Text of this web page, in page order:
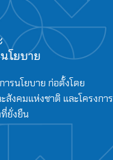
โยบาย
รนโยบาย ก่อตั้งโดย
งคมแห่งชาติ และโครงการ
ยั่งยืน